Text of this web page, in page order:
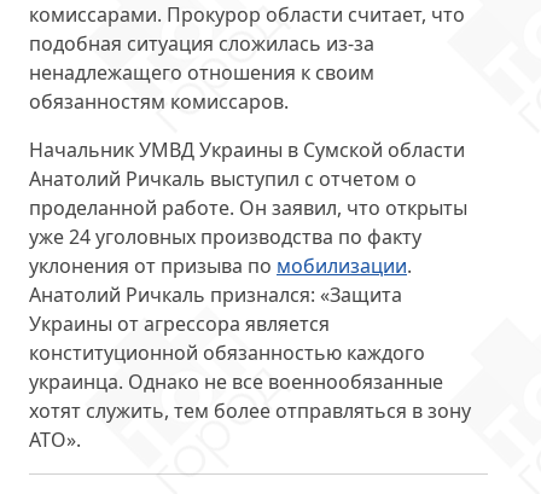
комиссарами. Прокурор области считает, что
подобная ситуация сложилась из-за
ненадлежащего отношения к своим
обязанностям комиссаров.
Начальник УМВД Украины в Сумской области
Анатолий Ричкаль выступил с отчетом о
проделанной работе. Он заявил, что открыты
уже 24 уголовных производства по факту
уклонения от призыва по мобилизации.
Анатолий Ричкаль признался: «Защита
Украины от агрессора является
конституционной обязанностью каждого
украинца. Однако не все военнообязанные
хотят служить, тем более отправляться в зону
АТО».